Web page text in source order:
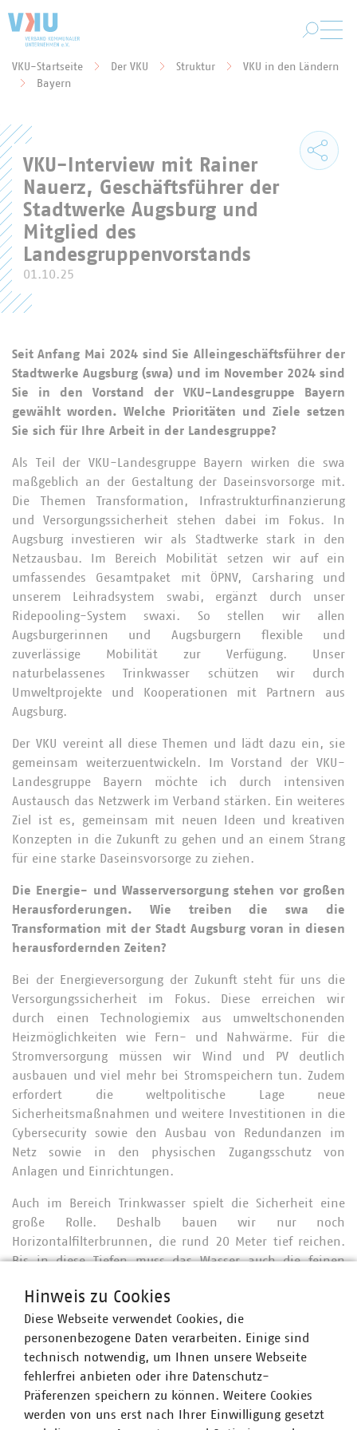
Sie befinden sich hier:
VKU-Startseite Der VKU Struktur
VKU in den Ländern
Bayern
VKU-Interview mit Rainer
Nauerz, Geschäftsführer der
Stadtwerke Augsburg und
Mitglied des
Landesgruppenvorstands
01.10.25
Seit Anfang Mai 2024 sind Sie Alleingeschäftsführer der
Stadtwerke Augsburg (swa) und im November 2024 sind
Sie in den Vorstand der VKU-Landesgruppe Bayern
gewählt worden. Welche Prioritäten und Ziele setzen
Sie sich für Ihre Arbeit in der Landesgruppe?
Als Teil der VKU-Landesgruppe Bayern wirken die swa
maßgeblich an der Gestaltung der Daseinsvorsorge mit.
Die Themen Transformation, Infrastrukturfinanzierung
und Versorgungssicherheit stehen dabei im Fokus. In
Augsburg investieren wir als Stadtwerke stark in den
Netzausbau. Im Bereich Mobilität setzen wir auf ein
umfassendes Gesamtpaket mit ÖPNV, Carsharing und
unserem Leihradsystem swabi, ergänzt durch unser
Ridepooling-System swaxi. So stellen wir allen
Augsburgerinnen und Augsburgern flexible und
zuverlässige Mobilität zur Verfügung. Unser
naturbelassenes Trinkwasser schützen wir durch
Umweltprojekte und Kooperationen mit Partnern aus
Augsburg.
Der VKU vereint all diese Themen und lädt dazu ein, sie
gemeinsam weiterzuentwickeln. Im Vorstand der VKU-
Landesgruppe Bayern möchte ich durch intensiven
Austausch das Netzwerk im Verband stärken. Ein weiteres
Ziel ist es, gemeinsam mit neuen Ideen und kreativen
Konzepten in die Zukunft zu gehen und an einem Strang
für eine starke Daseinsvorsorge zu ziehen.
Die Energie- und Wasserversorgung stehen vor großen
Herausforderungen. Wie treiben die swa die
Transformation mit der Stadt Augsburg voran in diesen
herausfordernden Zeiten?
Bei der Energieversorgung der Zukunft steht für uns die
Versorgungssicherheit im Fokus. Diese erreichen wir
durch einen Technologiemix aus umweltschonenden
Heizmöglichkeiten wie Fern- und Nahwärme. Für die
Stromversorgung müssen wir Wind und PV deutlich
ausbauen und viel mehr bei Stromspeichern tun. Zudem
erfordert die weltpolitische Lage neue
Sicherheitsmaßnahmen und weitere Investitionen in die
Cybersecurity sowie den Ausbau von Redundanzen im
Netz sowie in den physischen Zugangsschutz von
Anlagen und Einrichtungen.
Auch im Bereich Trinkwasser spielt die Sicherheit eine
große Rolle. Deshalb bauen wir nur noch
Horizontalfilterbrunnen, die rund 20 Meter tief reichen.
Bis in diese Tiefen muss das Wasser auch die feinen
Bodenschichten gefiltert. So müssen wir auch weiterhin
das gewonnene Grundwasser nicht für unser Trinkwasser
aufbereiten, sondern können es naturbelassen an die
Verbraucher liefern. Wir haben auch kein Problem mit
Nitrat, Medikamentenrückständen oder Mikroplastik.
Dafür haben wir in der Vergangenheit sehr viel getan und
tun dies auch weiterhin.
Hinweis zu Cookies
Diese Webseite verwendet Cookies, die
personenbezogene Daten verarbeiten. Einige sind
technisch notwendig, um Ihnen unsere Webseite
fehlerfrei anbieten oder ihre Datenschutz-
Präferenzen speichern zu können. Weitere Cookies
werden von uns erst nach Ihrer Einwilligung gesetzt